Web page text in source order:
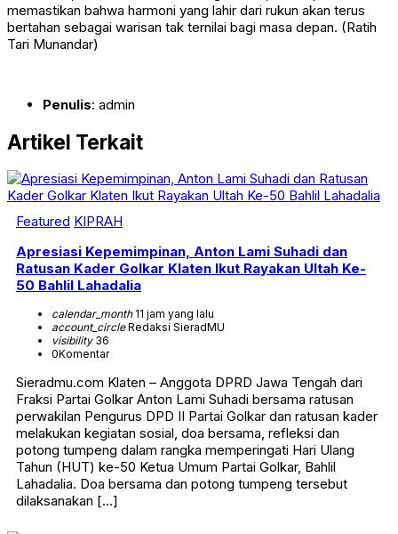
memastikan bahwa harmoni yang lahir dari rukun akan terus
bertahan sebagai warisan tak ternilai bagi masa depan. ​ (Ratih
Tari Munandar)
Penulis: admin
Artikel Terkait
Featured KIPRAH
Apresiasi Kepemimpinan, Anton Lami Suhadi dan
Ratusan Kader Golkar Klaten Ikut Rayakan Ultah Ke-
50 Bahlil Lahadalia
calendar_month11 jam yang lalu
account_circleRedaksi SieradMU
visibility36
0Komentar
Sieradmu.com Klaten – Anggota DPRD Jawa Tengah dari
Fraksi Partai Golkar Anton Lami Suhadi bersama ratusan
perwakilan Pengurus DPD II Partai Golkar dan ratusan kader
melakukan kegiatan sosial, doa bersama, refleksi dan
potong tumpeng dalam rangka memperingati Hari Ulang
Tahun (HUT) ke-50 Ketua Umum Partai Golkar, Bahlil
Lahadalia. Doa bersama dan potong tumpeng tersebut
dilaksanakan […]